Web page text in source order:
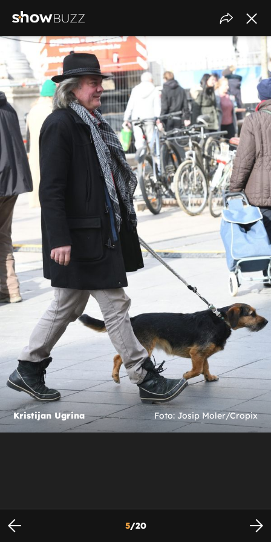
Kristijan Ugrina Foto: Josip Moler/Cropix
5/20